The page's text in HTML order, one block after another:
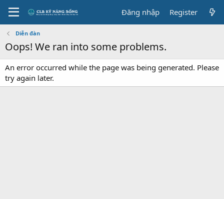
Đăng nhập Register
Diễn đàn
Oops! We ran into some problems.
An error occurred while the page was being generated. Please
try again later.